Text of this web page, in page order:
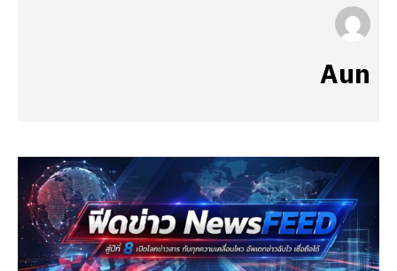
Aun